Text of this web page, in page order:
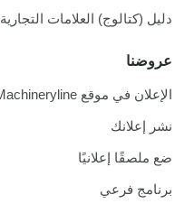
دليل (كتالوج) العلامات التجارية
عروضنا
الإعلان في موقع Machineryline.
نشر إعلانك
ضع ملصقًا إعلانيًا
برنامج فرعي